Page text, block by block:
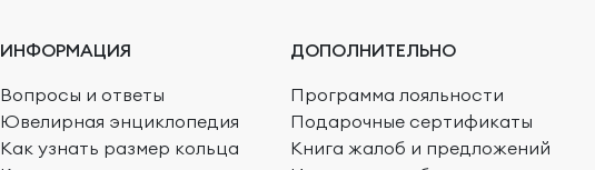
ИНФОРМАЦИЯ
Вопросы и ответы
Ювелирная энциклопедия
Как узнать размер кольца
ДОПОЛНИТЕЛЬНО
Программа лояльности
Подарочные сертификаты
Книга жалоб и предложений